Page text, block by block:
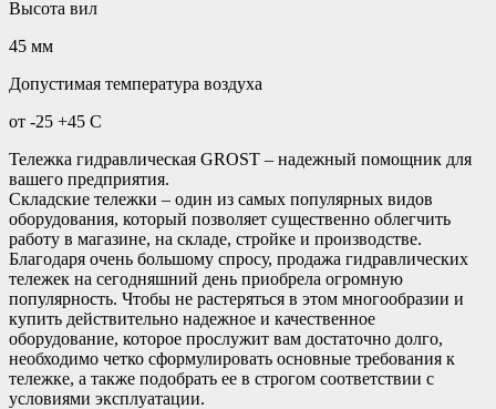
Высота вил
45 мм
Допустимая температура воздуха
от -25 +45 С
Тележка гидравлическая GROST – надежный помощник для
вашего предприятия.
Складские тележки – один из самых популярных видов
оборудования, который позволяет существенно облегчить
работу в магазине, на складе, стройке и производстве.
Благодаря очень большому спросу, продажа гидравлических
тележек на сегодняшний день приобрела огромную
популярность. Чтобы не растеряться в этом многообразии и
купить действительно надежное и качественное
оборудование, которое прослужит вам достаточно долго,
необходимо четко сформулировать основные требования к
тележке, а также подобрать ее в строгом соответствии с
условиями эксплуатации.